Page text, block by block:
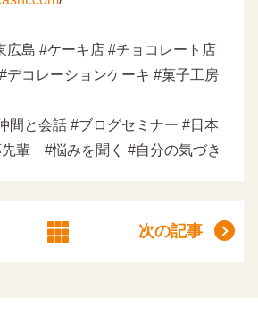
広島 #ケーキ店 #チョコレート店
デコレーションケーキ #菓子工房
間と会話 #ブログセミナー #日本
輩 #悩みを聞く #自分の気づき
次の記事